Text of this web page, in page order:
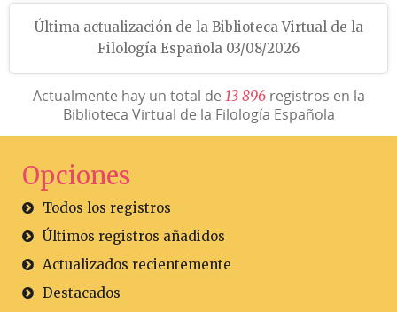
Última actualización de la Biblioteca Virtual de la
Filología Española 03/08/2026
Actualmente hay un total de 13 896registros en la
Biblioteca Virtual de la Filología Española
Opciones
Todos los registros
Últimos registros añadidos
Actualizados recientemente
Destacados